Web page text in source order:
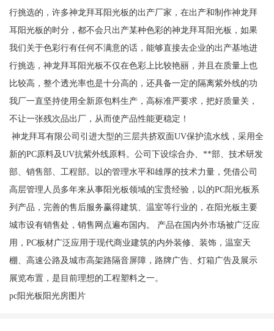
行挑选的，许多神龙拜耳阳光板的出产厂家，在出产和制作神龙拜
耳阳光板的时分，都不会只出产某种色彩的神龙拜耳阳光板，如果
我们关于色彩行有任何不满意的话，能够直接去企业的出产基地进
行挑选，神龙拜耳阳光板不仅在色彩上比较艳丽，并且在质量上也
比较高，整个透光率也是十分高的，还具备一定的隔离紫外线的功
我厂一直坚持使用全新原包料生产，高标准严要求，把好质量关，
不让一张残次品出厂，从而使产品性能更稳定！
神龙拜耳有限公司引进大型的三层共挤双面UV保护流水线，采用全
新的PC原料及UV抗紫外线原料。公司下设综合办、**部、技术研发
部、销售部、工程部。以的管理水平和雄厚的技术力量，凭借公司
高层管理人员多年来从事阳光板领域的宝贵经验，以的PC阳光板系
列产品，完善的售后服务赢得建筑、温室等行业的，在阳光板主要
城市设有销售处，销售网点遍布国内。 产品在国内外市场被广泛应
用，PC板材广泛应用于现代商业建筑的内外装修、装饰，温室天
棚、高速公路及城市高架路隔音屏障，路牌广告、灯箱广告及展示
展览布置，是目前理想的工程塑料之一。
pc阳光板阳光房图片